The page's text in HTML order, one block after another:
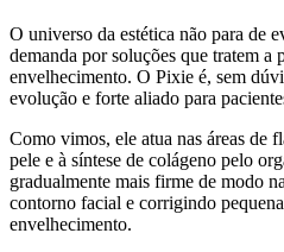
O universo da estética não para de
demanda por soluções que tratem a
envelhecimento. O Pixie é, sem
evolução e forte aliado para
Como vimos, ele atua nas áreas de
pele e à síntese de colágeno pelo
gradualmente mais firme de modo
contorno facial e corrigindo
envelhecimento.